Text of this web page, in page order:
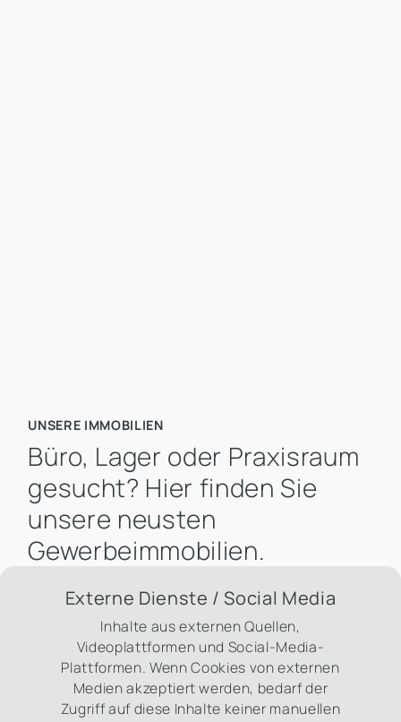
UNSERE IMMOBILIEN
Büro, Lager oder Praxisraum
gesucht? Hier finden Sie
unsere neusten
Gewerbeimmobilien.
Externe Dienste / Social Media
Inhalte aus externen Quellen,
Videoplattformen und Social-Media-
Plattformen. Wenn Cookies von externen
Medien akzeptiert werden, bedarf der
Zugriff auf diese Inhalte keiner manuellen